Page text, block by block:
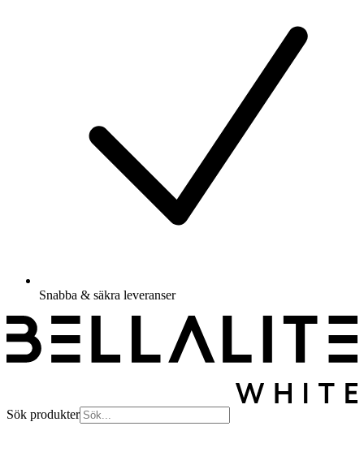
Snabba & säkra leveranser
Sök produkter